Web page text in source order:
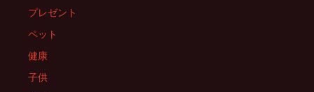
プレゼント
ペット
健康
子供